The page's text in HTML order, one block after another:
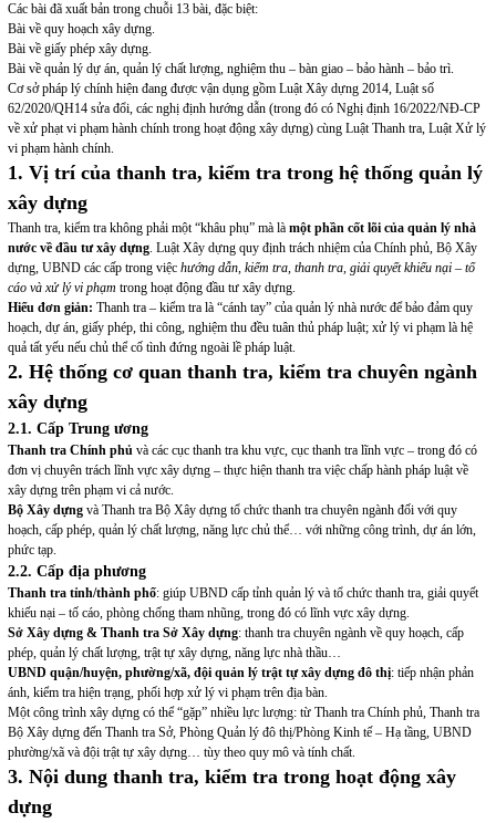
Các bài đã xuất bản trong chuỗi 13 bài, đặc biệt:
Bài về quy hoạch xây dựng.
Bài về giấy phép xây dựng.
Bài về quản lý dự án, quản lý chất lượng, nghiệm thu – bàn giao – bảo hành – bảo trì.
Cơ sở pháp lý chính hiện đang được vận dụng gồm Luật Xây dựng 2014, Luật số
62/2020/QH14 sửa đổi, các nghị định hướng dẫn (trong đó có Nghị định 16/2022/NĐ-CP
về xử phạt vi phạm hành chính trong hoạt động xây dựng) cùng Luật Thanh tra, Luật Xử lý
vi phạm hành chính.
1. Vị trí của thanh tra, kiểm tra trong hệ thống quản lý
xây dựng
Thanh tra, kiểm tra không phải một “khâu phụ” mà là một phần cốt lõi của quản lý nhà
nước về đầu tư xây dựng. Luật Xây dựng quy định trách nhiệm của Chính phủ, Bộ Xây
dựng, UBND các cấp trong việc hướng dẫn, kiểm tra, thanh tra, giải quyết khiếu nại – tố
cáo và xử lý vi phạm trong hoạt động đầu tư xây dựng.
Hiểu đơn giản: Thanh tra – kiểm tra là “cánh tay” của quản lý nhà nước để bảo đảm quy
hoạch, dự án, giấy phép, thi công, nghiệm thu đều tuân thủ pháp luật; xử lý vi phạm là hệ
quả tất yếu nếu chủ thể cố tình đứng ngoài lề pháp luật.
2. Hệ thống cơ quan thanh tra, kiểm tra chuyên ngành
xây dựng
2.1. Cấp Trung ương
Thanh tra Chính phủvà các cục thanh tra khu vực, cục thanh tra lĩnh vực – trong đó có
đơn vị chuyên trách lĩnh vực xây dựng – thực hiện thanh tra việc chấp hành pháp luật về
xây dựng trên phạm vi cả nước.
Bộ Xây dựngvà Thanh tra Bộ Xây dựng tổ chức thanh tra chuyên ngành đối với quy
hoạch, cấp phép, quản lý chất lượng, năng lực chủ thể… với những công trình, dự án lớn,
phức tạp.
2.2. Cấp địa phương
Thanh tra tỉnh/thành phố: giúp UBND cấp tỉnh quản lý và tổ chức thanh tra, giải quyết
khiếu nại – tố cáo, phòng chống tham nhũng, trong đó có lĩnh vực xây dựng.
Sở Xây dựng & Thanh tra Sở Xây dựng: thanh tra chuyên ngành về quy hoạch, cấp
phép, quản lý chất lượng, trật tự xây dựng, năng lực nhà thầu…
UBND quận/huyện, phường/xã, đội quản lý trật tự xây dựng đô thị: tiếp nhận phản
ánh, kiểm tra hiện trạng, phối hợp xử lý vi phạm trên địa bàn.
Một công trình xây dựng có thể “gặp” nhiều lực lượng: từ Thanh tra Chính phủ, Thanh tra
Bộ Xây dựng đến Thanh tra Sở, Phòng Quản lý đô thị/Phòng Kinh tế – Hạ tầng, UBND
phường/xã và đội trật tự xây dựng… tùy theo quy mô và tính chất.
3. Nội dung thanh tra, kiểm tra trong hoạt động xây
dựng